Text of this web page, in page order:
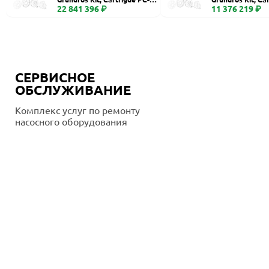
400
22 841 396 ₽
260, Ceramic
11 376 219 ₽
СЕРВИСНОЕ
ОБСЛУЖИВАНИЕ
Комплекс услуг по ремонту
насосного оборудования